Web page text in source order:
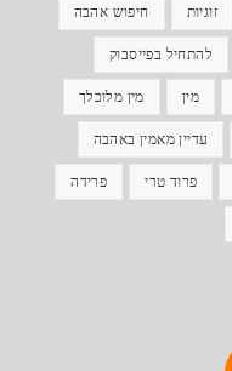
זוגיות חיפוש אהבה
להתחיל בפייסבוק
מין מין מלוכלך
עדיין מאמין באהבה
פרוד טרי פרידה